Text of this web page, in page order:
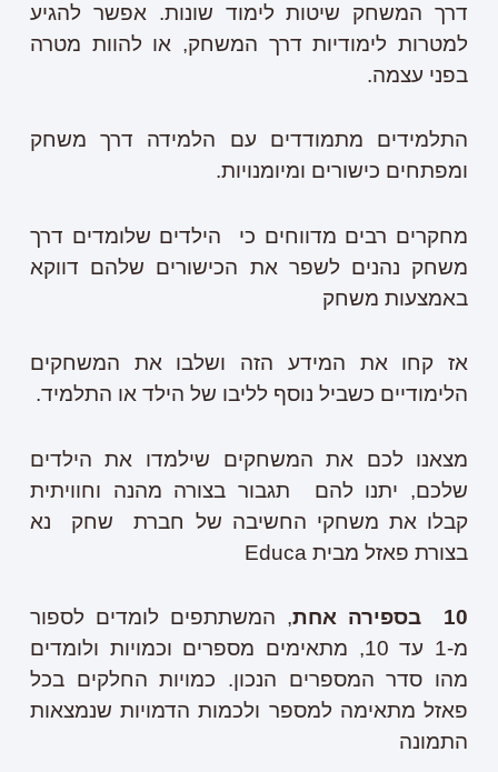
דרך המשחק שיטות לימוד שונות. אפשר להגיע
למטרות לימודיות דרך המשחק, או להוות מטרה
בפני עצמה.
התלמידים מתמודדים עם הלמידה דרך משחק
ומפתחים כישורים ומיומנויות.
מחקרים רבים מדווחים כי הילדים שלומדים דרך
משחק נהנים לשפר את הכישורים שלהם דווקא
באמצעות משחק
אז קחו את המידע הזה ושלבו את המשחקים
הלימודיים כשביל נוסף לליבו של הילד או התלמיד.
מצאנו לכם את המשחקים שילמדו את הילדים
שלכם, יתנו להם תגבור בצורה מהנה וחוויתית
קבלו את משחקי החשיבה של חברת שחק נא
בצורת פאזל מבית Educa
10 בספירה אחת, המשתתפים לומדים לספור
מ-1 עד 10, מתאימים מספרים וכמויות ולומדים
מהו סדר המספרים הנכון. כמויות החלקים בכל
פאזל מתאימה למספר ולכמות הדמויות שנמצאות
התמונה